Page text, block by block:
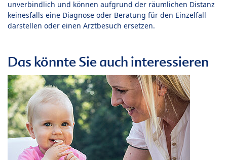
unverbindlich und können aufgrund der räumlichen Distanz
keinesfalls eine Diagnose oder Beratung für den Einzelfall
darstellen oder einen Arztbesuch ersetzen.
Das könnte Sie auch interessieren